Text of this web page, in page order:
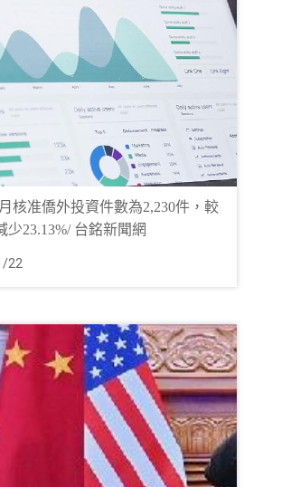
核准僑外投資件數為2,230件，較
少23.13%/ 台銘新聞網
22